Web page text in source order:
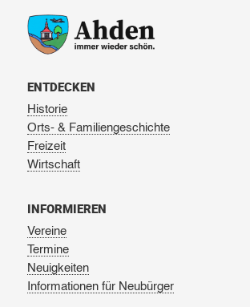
ENTDECKEN
Historie
Orts- & Familiengeschichte
Freizeit
Wirtschaft
INFORMIEREN
Vereine
Termine
Neuigkeiten
Informationen für Neubürger